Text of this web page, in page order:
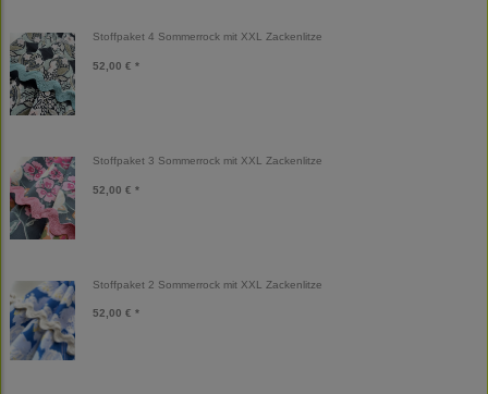
Stoffpaket 4 Sommerrock mit XXL Zackenlitze
52,00 € *
Stoffpaket 3 Sommerrock mit XXL Zackenlitze
52,00 € *
Stoffpaket 2 Sommerrock mit XXL Zackenlitze
52,00 € *